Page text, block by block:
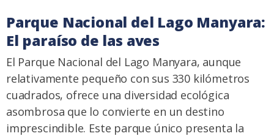
Parque Nacional del Lago Manyara:
El paraíso de las aves
El Parque Nacional del Lago Manyara, aunque
relativamente pequeño con sus 330 kilómetros
cuadrados, ofrece una diversidad ecológica
asombrosa que lo convierte en un destino
imprescindible. Este parque único presenta la